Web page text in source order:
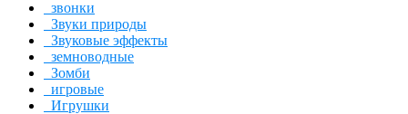
звонки
Звуки природы
Звуковые эффекты
земноводные
Зомби
игровые
Игрушки